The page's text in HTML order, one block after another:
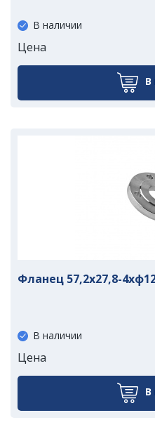
В наличии
Цена
В
Фланец 57,2х27,8-
В наличии
Цена
В